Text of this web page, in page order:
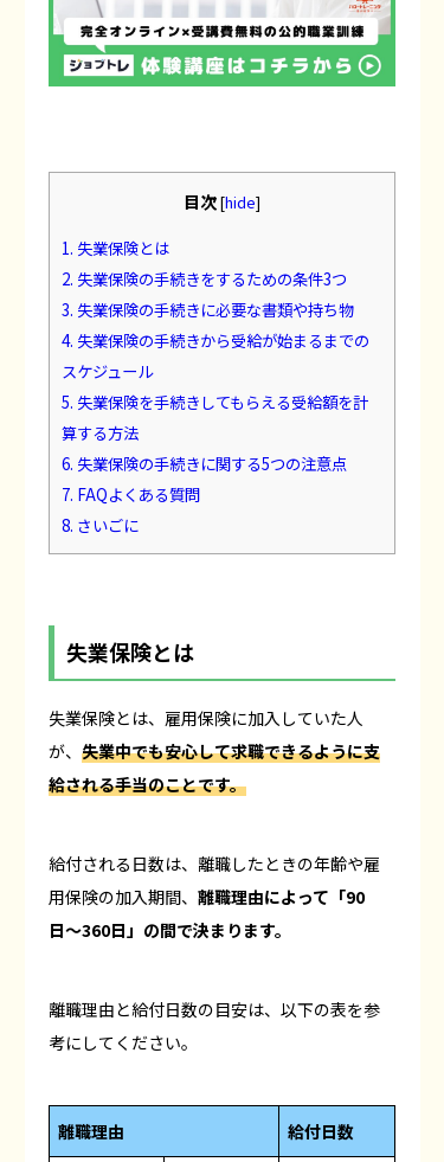
目次[hide]
1. 失業保険とは
2. 失業保険の手続きをするための条件3つ
3. 失業保険の手続きに必要な書類や持ち物
4. 失業保険の手続きから受給が始まるまでの
スケジュール
5. 失業保険を手続きしてもらえる受給額を計
算する方法
6. 失業保険の手続きに関する5つの注意点
7. FAQよくある質問
8. さいごに
失業保険とは
失業保険とは、雇用保険に加入していた人
が、 失業中でも安心して求職できるように支
給される手当のことです。
給付される日数は、離職したときの年齢や雇
用保険の加入期間、 離職理由によって「90
日〜360日」の間で決まります。
離職理由と給付日数の目安は、以下の表を参
考にしてください。
離職理由 給付日数